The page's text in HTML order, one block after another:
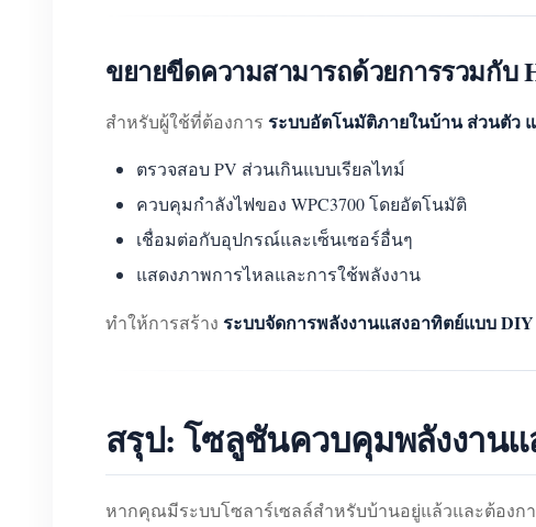
ขยายขีดความสามารถด้วยการรวมกับ
สำหรับผู้ใช้ที่ต้องการ ระบบอัตโนมัติภายในบ้าน ส่วนตัว
ตรวจสอบ PV ส่วนเกินแบบเรียลไทม์
ควบคุมกำลังไฟของ WPC3700 โดยอัตโนมัติ
เชื่อมต่อกับอุปกรณ์และเซ็นเซอร์อื่นๆ
แสดงภาพการไหลและการใช้พลังงาน
ทำให้การสร้าง ระบบจัดการพลังงานแสงอาทิตย์แบบ DIY
สรุป: โซลูชันควบคุมพลังงาน
หากคุณมีระบบโซลาร์เซลล์สำหรับบ้านอยู่แล้วและต้องก